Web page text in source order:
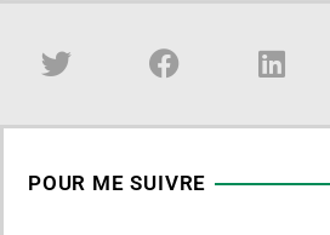
POUR ME SUIVRE